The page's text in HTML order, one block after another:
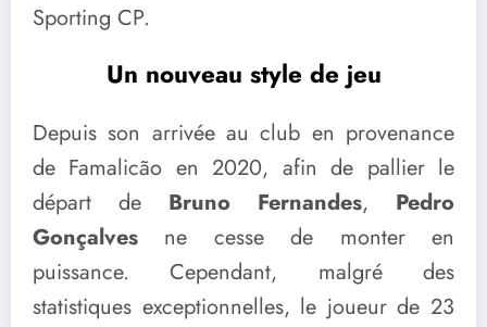
Sporting CP.
Un nouveau style de jeu
Depuis son arrivée au club en provenance
de Famalicão en 2020, afin de pallier le
départ de Bruno Fernandes, Pedro
Gonçalves ne cesse de monter en
puissance. Cependant, malgré des
statistiques exceptionnelles, le joueur de 23